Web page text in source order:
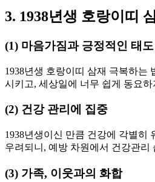
3. 1938년생 호랑이띠
(1) 마음가짐과 긍정적인 태도
1938년생 호랑이띠 삼재 극복하는
시키고, 세상일에 너무 쉽게 동요
(2) 건강 관리에 집중
1938년생이신 만큼 건강에 각별히
우려되니, 예방 차원에서 건강관리
(3) 가족, 이웃과의 화합